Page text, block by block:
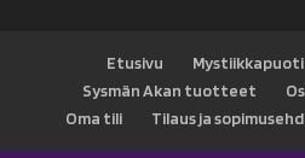
Etusivu Mystiikkapuoti
Sysmän Akan tuotteet
Oma tili
Tilaus ja